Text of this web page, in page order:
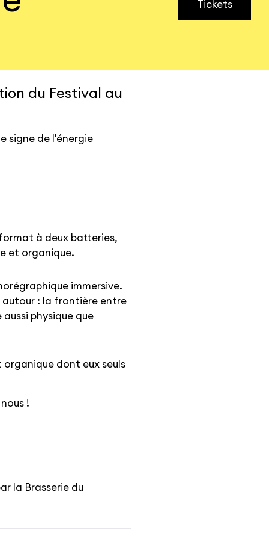
Tickets
du Festival au
signe de l'énergie
à deux batteries,
et organique.
immersive.
autour : la frontière entre
physique que
dont eux seuls
!
la Brasserie du